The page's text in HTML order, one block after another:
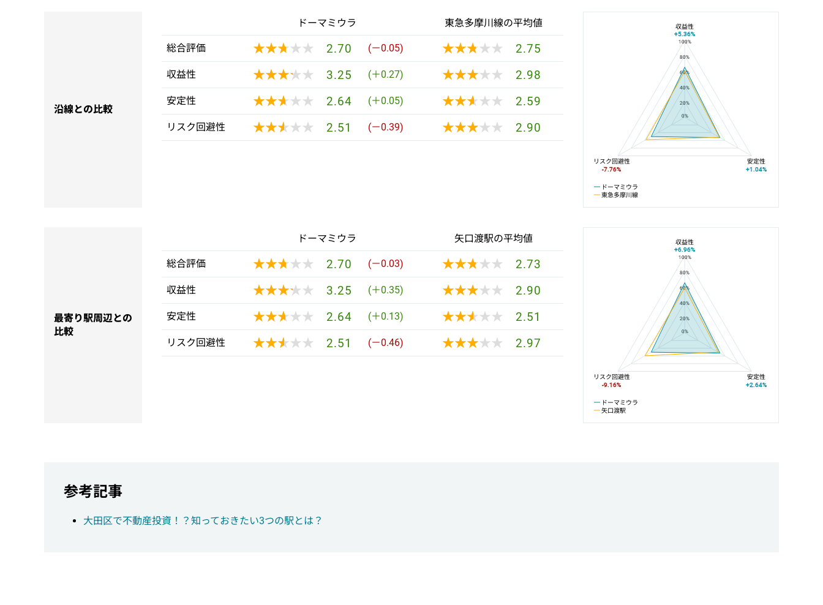
沿線との比較
ドーマミウラ 東急多摩川線の平均値
総合評価 ★★★★★
★★★★★ 2.70 (－0.05) ★★★★★
★★★★★ 2.75
収益性 ★★★★★
★★★★★ 3.25 (＋0.27) ★★★★★
★★★★★ 2.98
安定性 ★★★★★
★★★★★ 2.64 (＋0.05) ★★★★★
★★★★★ 2.59
リスク回避性 ★★★★★
★★★★★ 2.51 (－0.39) ★★★★★
★★★★★ 2.90
ドーマミウラと東急多摩川線の平均値の総合評価の比較
100%
80%
60%
40%
20%
0%
ドーマミウラ
東急多摩川線
収益性
+5.36%
リスク回避性
-7.76%
安定性
+1.04%
最寄り駅周辺との
比較
ドーマミウラ 矢口渡駅の平均値
総合評価 ★★★★★
★★★★★ 2.70 (－0.03) ★★★★★
★★★★★ 2.73
収益性 ★★★★★
★★★★★ 3.25 (＋0.35) ★★★★★
★★★★★ 2.90
安定性 ★★★★★
★★★★★ 2.64 (＋0.13) ★★★★★
★★★★★ 2.51
リスク回避性 ★★★★★
★★★★★ 2.51 (－0.46) ★★★★★
★★★★★ 2.97
ドーマミウラと矢口渡駅の平均値の総合評価の比較
100%
80%
60%
40%
20%
0%
ドーマミウラ
矢口渡駅
収益性
+6.96%
リスク回避性
-9.16%
安定性
+2.64%
参考記事
大田区で不動産投資！？知っておきたい3つの駅とは？